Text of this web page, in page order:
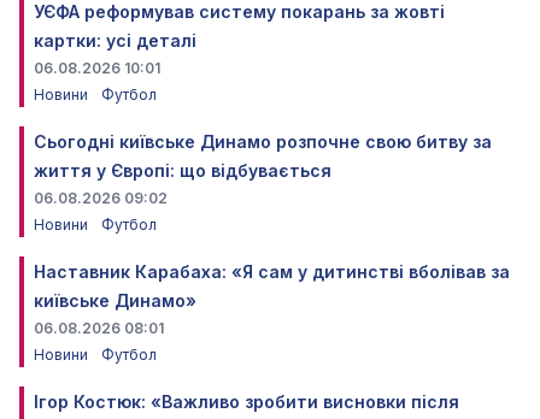
УЄФА реформував систему покарань за жовті
картки: усі деталі
06.08.2026 10:01
Новини
Футбол
Сьогодні київське Динамо розпочне свою битву за
життя у Європі: що відбувається
06.08.2026 09:02
Новини
Футбол
Наставник Карабаха: «Я сам у дитинстві вболівав за
київське Динамо»
06.08.2026 08:01
Новини
Футбол
Ігор Костюк: «Важливо зробити висновки після